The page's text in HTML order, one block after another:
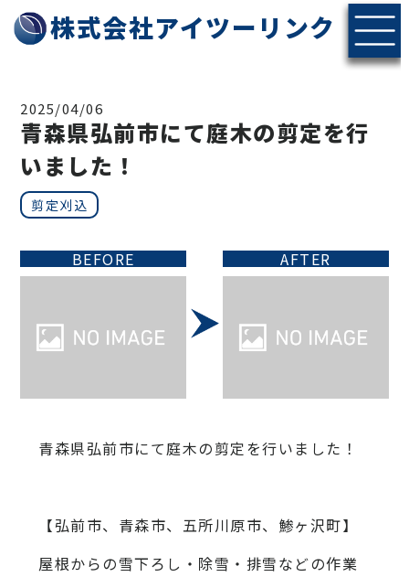
株式会社アイツーリンク
2025/04/06
青森県弘前市にて庭木の剪定を行
いました！
剪定刈込
BEFORE AFTER
青森県弘前市にて庭木の剪定を行いました！
【弘前市、青森市、五所川原市、鯵ヶ沢町】
屋根からの雪下ろし・除雪・排雪などの作業